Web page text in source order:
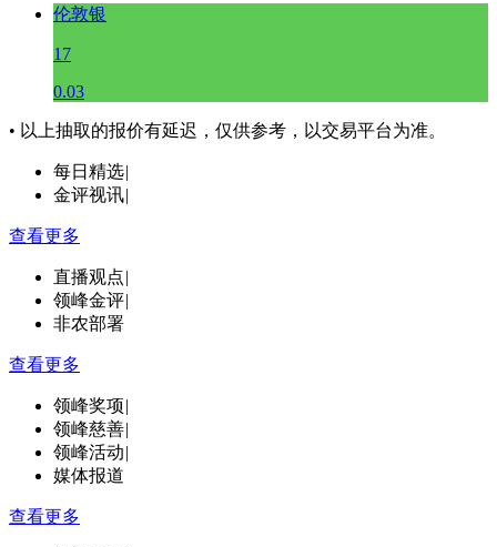
伦敦银
17
0.03
• 以上抽取的报价有延迟，仅供参考，以交易平台为准。
每日精选|
金评视讯|
查看更多
直播观点|
领峰金评|
非农部署
查看更多
领峰奖项|
领峰慈善|
领峰活动|
媒体报道
查看更多